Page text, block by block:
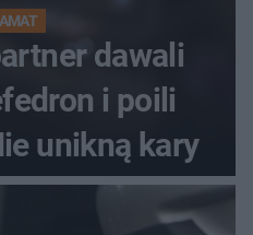
dawali
i poili
unikną kary